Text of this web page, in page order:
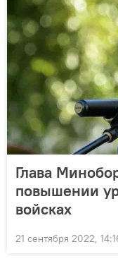
Глава
повышении
войсках
21 сентября 2022,